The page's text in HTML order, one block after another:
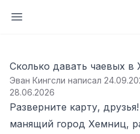
Открыть боковую панель
Сколько давать чаевых в
Эван Кингсли написал
28.06.2026
Разверните карту,
манящий город Хемниц,